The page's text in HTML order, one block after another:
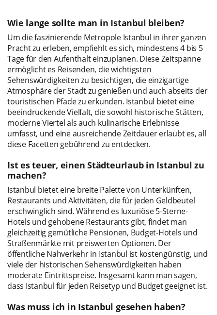
Wie lange sollte man in Istanbul bleiben?
Um die faszinierende Metropole Istanbul in ihrer ganzen
Pracht zu erleben, empfiehlt es sich, mindestens 4 bis 5
Tage für den Aufenthalt einzuplanen. Diese Zeitspanne
ermöglicht es Reisenden, die wichtigsten
Sehenswürdigkeiten zu besichtigen, die einzigartige
Atmosphäre der Stadt zu genießen und auch abseits der
touristischen Pfade zu erkunden. Istanbul bietet eine
beeindruckende Vielfalt, die sowohl historische Stätten,
moderne Viertel als auch kulinarische Erlebnisse
umfasst, und eine ausreichende Zeitdauer erlaubt es, all
diese Facetten gebührend zu entdecken.
Ist es teuer, einen Städteurlaub in Istanbul zu
machen?
Istanbul bietet eine breite Palette von Unterkünften,
Restaurants und Aktivitäten, die für jeden Geldbeutel
erschwinglich sind. Während es luxuriöse 5-Sterne-
Hotels und gehobene Restaurants gibt, findet man
gleichzeitig gemütliche Pensionen, Budget-Hotels und
Straßenmärkte mit preiswerten Optionen. Der
öffentliche Nahverkehr in Istanbul ist kostengünstig, und
viele der historischen Sehenswürdigkeiten haben
moderate Eintrittspreise. Insgesamt kann man sagen,
dass Istanbul für jeden Reisetyp und Budget geeignet ist.
Was muss ich in Istanbul gesehen haben?